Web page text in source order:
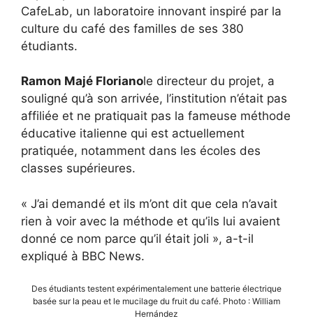
CafeLab, un laboratoire innovant inspiré par la
culture du café des familles de ses 380
étudiants.
Ramon Majé Florianole directeur du projet, a
souligné qu’à son arrivée, l’institution n’était pas
affiliée et ne pratiquait pas la fameuse méthode
éducative italienne qui est actuellement
pratiquée, notamment dans les écoles des
classes supérieures.
« J’ai demandé et ils m’ont dit que cela n’avait
rien à voir avec la méthode et qu’ils lui avaient
donné ce nom parce qu’il était joli », a-t-il
expliqué à BBC News.
Des étudiants testent expérimentalement une batterie électrique
basée sur la peau et le mucilage du fruit du café. Photo : William
Hernández